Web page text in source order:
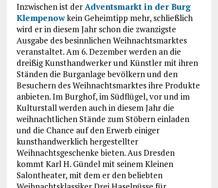
Inzwischen ist der Adventsmarkt in der Burg
Klempenowkein Geheimtipp mehr, schließlich
wird er in diesem Jahr schon die zwanzigste
Ausgabe des besinnlichen Weihnachtsmarktes
veranstaltet. Am 6. Dezember werden an die
dreißig Kunsthandwerker und Künstler mit ihren
Ständen die Burganlage bevölkern und den
Besuchern des Weihnachtsmarktes ihre Produkte
anbieten. Im Burghof, im Südflügel, vor und im
Kulturstall werden auch in diesem Jahr die
weihnachtlichen Stände zum Stöbern einladen
und die Chance auf den Erwerb einiger
kunsthandwerklich hergestellter
Weihnachtsgeschenke bieten. Aus Dresden
kommt Karl H. Gündel mit seinem Kleinen
Salontheater, mit dem er den beliebten